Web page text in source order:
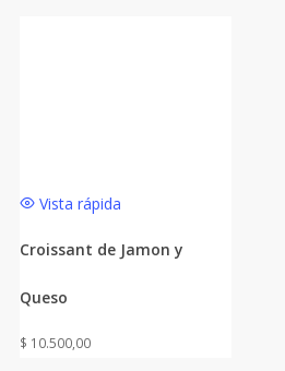
Vista rápida
Croissant de Jamon y
Queso
$ 10.500,00